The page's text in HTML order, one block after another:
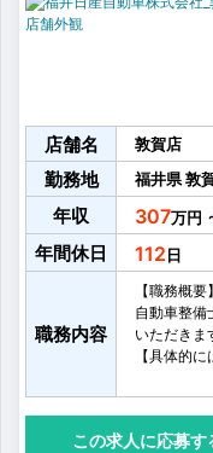
店舗名 敦賀店
勤務地 福井県敦
年収 307
年間休日 112
職務内容
【職務概要】
自動車整備
いただきま
【具体的に
・点検、修
・故障診断
・消耗品交
応募す